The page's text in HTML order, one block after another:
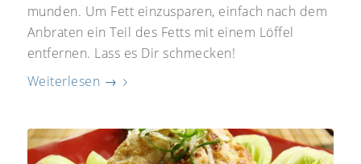
munden. Um Fett einzusparen, einfach nach dem
Anbraten ein Teil des Fetts mit einem Löffel
entfernen. Lass es Dir schmecken!
Weiterlesen →